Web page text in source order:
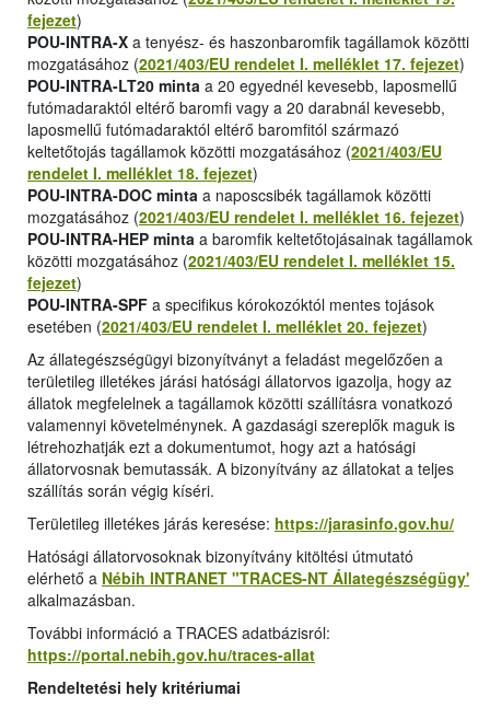
fejezet)
POU-INTRA-X a tenyész- és haszonbaromfik tagállamok közötti
mozgatásához (2021/403/EU rendelet I. melléklet 17. fejezet)
POU-INTRA-LT20 minta a 20 egyednél kevesebb, laposmellű
futómadaraktól eltérő baromfi vagy a 20 darabnál kevesebb,
laposmellű futómadaraktól eltérő baromfitól származó
keltetőtojás tagállamok közötti mozgatásához (2021/403/EU
rendelet I. melléklet 18. fejezet)
POU-INTRA-DOC minta a naposcsibék tagállamok közötti
mozgatásához (2021/403/EU rendelet I. melléklet 16. fejezet)
POU-INTRA-HEP minta a baromfik keltetőtojásainak tagállamok
közötti mozgatásához (2021/403/EU rendelet I. melléklet 15.
fejezet)
POU-INTRA-SPF a specifikus kórokozóktól mentes tojások
esetében (2021/403/EU rendelet I. melléklet 20. fejezet)
Az állategészségügyi bizonyítványt a feladást megelőzően a
területileg illetékes járási hatósági állatorvos igazolja, hogy az
állatok megfelelnek a tagállamok közötti szállításra vonatkozó
valamennyi követelménynek. A gazdasági szereplők maguk is
létrehozhatják ezt a dokumentumot, hogy azt a hatósági
állatorvosnak bemutassák. A bizonyítvány az állatokat a teljes
szállítás során végig kíséri.
Területileg illetékes járás keresése: https://jarasinfo.gov.hu/
Hatósági állatorvosoknak bizonyítvány kitöltési útmutató
elérhető a Nébih INTRANET "TRACES-NT Állategészségügy'
alkalmazásban.
További információ a TRACES adatbázisról:
https://portal.nebih.gov.hu/traces-allat
Rendeltetési hely kritériumai